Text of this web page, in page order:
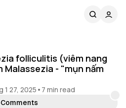
folliculitis (viêm nang
Malassezia - "mụn nấm
1 27, 2025 • 7 min read
Comments